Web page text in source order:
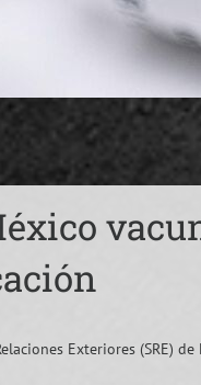
Exteriores (SRE)